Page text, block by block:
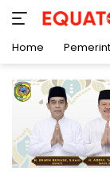
konten
Home